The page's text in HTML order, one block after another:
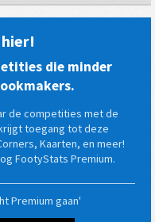
die minder
de competities met de
toegang tot deze
Kaarten, en meer!
FootyStats Premium.
Premium gaan'